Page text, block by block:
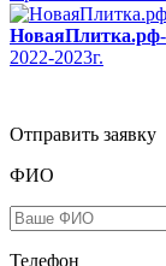
НоваяПлитка.рф
2022-2023г.
Отправить заявку
ФИО
Телефон